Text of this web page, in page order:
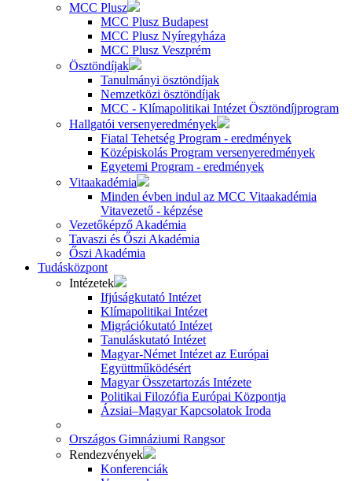
MCC Plusz
MCC Plusz Budapest
MCC Plusz Nyíregyháza
MCC Plusz Veszprém
Ösztöndíjak
Tanulmányi ösztöndíjak
Nemzetközi ösztöndíjak
MCC - Klímapolitikai Intézet Ösztöndíjprogram
Hallgatói versenyeredmények
Fiatal Tehetség Program - eredmények
Középiskolás Program versenyeredmények
Egyetemi Program - eredmények
Vitaakadémia
Minden évben indul az MCC Vitaakadémia
Vitavezető - képzése
Vezetőképző Akadémia
Tavaszi és Őszi Akadémia
Őszi Akadémia
Tudásközpont
Intézetek
Ifjúságkutató Intézet
Klímapolitikai Intézet
Migrációkutató Intézet
Tanuláskutató Intézet
Magyar-Német Intézet az Európai
Együttműködésért
Magyar Összetartozás Intézete
Politikai Filozófia Európai Központja
Ázsiai–Magyar Kapcsolatok Iroda
Országos Gimnáziumi Rangsor
Rendezvények
Konferenciák